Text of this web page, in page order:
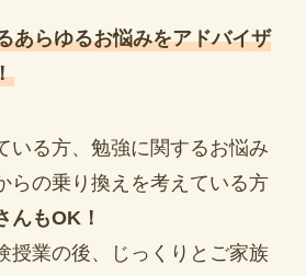
あらゆるお悩みをアドバイザ
いる方、勉強に関するお悩み
らの乗り換えを考えている方
んもOK！
授業の後、じっくりとご家族